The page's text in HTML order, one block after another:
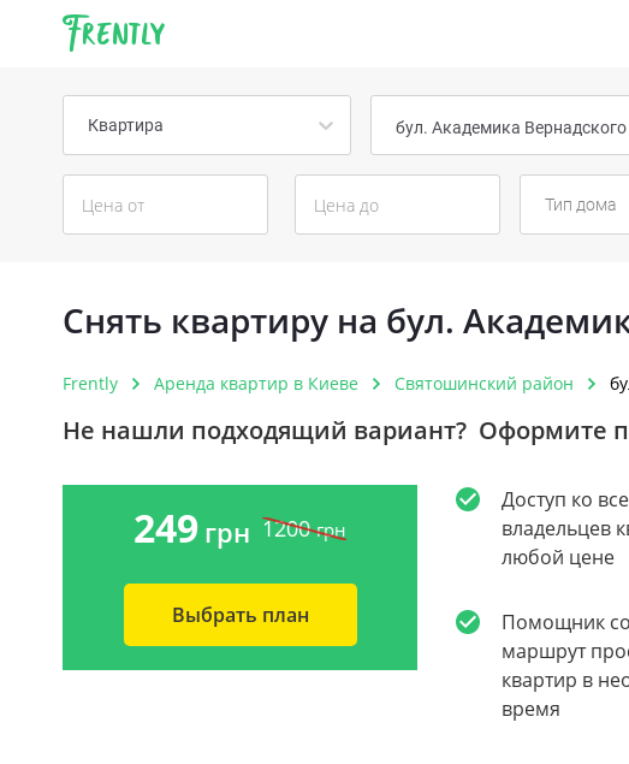
Frently
Квартира бул. Академика Вернадского
Тип дома
Снять квартиру на бул.
Frently Аренда квартир в Киеве Святошинский район
Не нашли подходящий вариант? Оформите
249 грн 1200 грн
Выбрать план
Доступ ко
владельцев
любой цене
Помощник
маршрут
квартир в
время